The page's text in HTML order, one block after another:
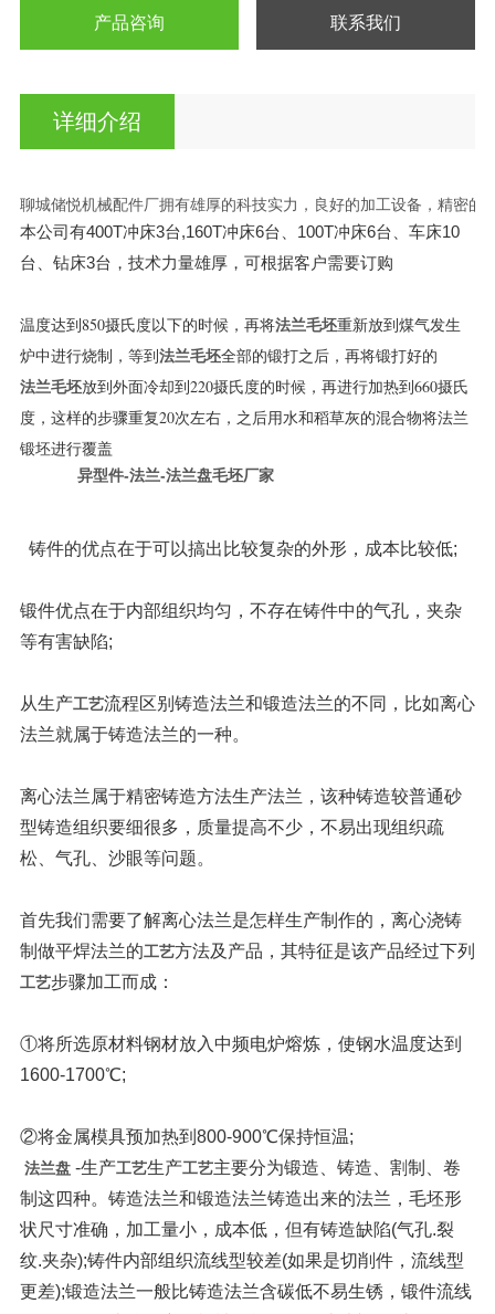
产品咨询 联系我们
详细介绍
聊城储悦机械配件厂拥有雄厚的科技实力，良好的加工设备，精密
本公司有400T冲床3台,160T冲床6台、100T冲床6台、车床10
台、钻床3台，技术力量雄厚，可根据客户需要订购
温度达到850摄氏度以下的时候，再将法兰毛坯重新放到煤气发生
炉中进行烧制，等到法兰毛坯全部的锻打之后，再将锻打好的
法兰毛坯放到外面冷却到220摄氏度的时候，再进行加热到660摄氏
度，这样的步骤重复20次左右，之后用水和稻草灰的混合物将法兰
锻坯进行覆盖
异型件-法兰-法兰盘毛坯厂家
铸件的优点在于可以搞出比较复杂的外形，成本比较低;
锻件优点在于内部组织均匀，不存在铸件中的气孔，夹杂
等有害缺陷;
从生产工艺流程区别铸造法兰和锻造法兰的不同，比如离心
法兰就属于铸造法兰的一种。
离心法兰属于精密铸造方法生产法兰，该种铸造较普通砂
型铸造组织要细很多，质量提高不少，不易出现组织疏
松、气孔、沙眼等问题。
首先我们需要了解离心法兰是怎样生产制作的，离心浇铸
制做平焊法兰的工艺方法及产品，其特征是该产品经过下列
工艺步骤加工而成：
①将所选原材料钢材放入中频电炉熔炼，使钢水温度达到
1600-1700℃;
②将金属模具预加热到800-900℃保持恒温;
法兰盘-生产工艺生产工艺主要分为锻造、铸造、割制、卷
制这四种。 铸造法兰和锻造法兰铸造出来的法兰，毛坯形
状尺寸准确，加工量小，成本低，但有铸造缺陷(气孔.裂
纹.夹杂);铸件内部组织流线型较差(如果是切削件，流线型
更差);锻造法兰一般比铸造法兰含碳低不易生锈，锻件流线